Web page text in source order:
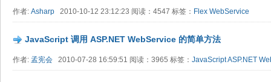
作者: Asharp 2010-10-12 23:12:23 阅读：4547 标签： Flex WebService
JavaScript 调用 ASP.NET WebService 的简单方法
作者: 孟宪会 2010-07-28 16:59:51 阅读：3965 标签： JavaScriptASP.NET